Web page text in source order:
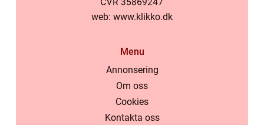
web: www.klikko.dk
Menu
Annonsering
Om oss
Cookies
Kontakta oss